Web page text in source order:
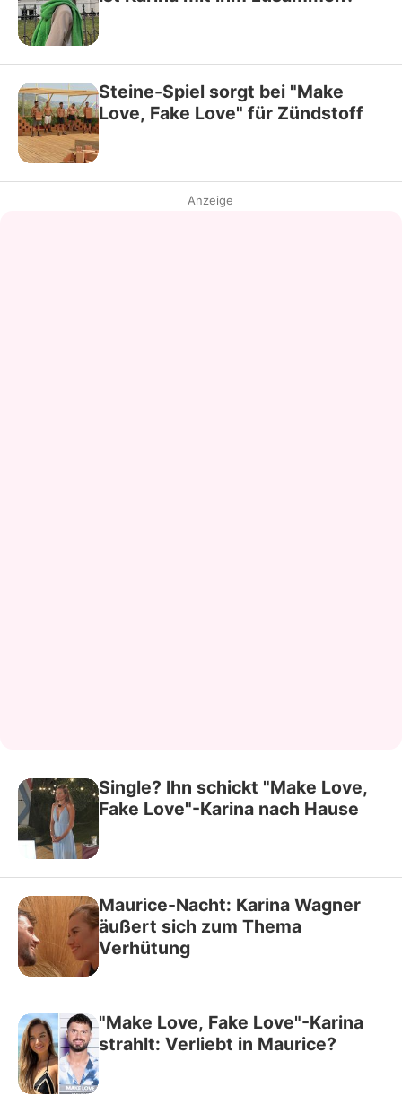
Steine-Spiel sorgt bei "Make
Love, Fake Love" für Zündstoff
Anzeige
Single? Ihn schickt "Make Love,
Fake Love"-Karina nach Hause
Maurice-Nacht: Karina Wagner
äußert sich zum Thema
Verhütung
"Make Love, Fake Love"-Karina
strahlt: Verliebt in Maurice?